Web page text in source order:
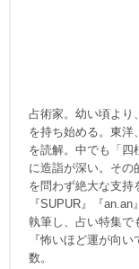
占術家。幼い頃より
を持ち始める。東洋
を読解。中でも「四
に造詣が深い。その
を問わず絶大な支持
『SUPUR』『
執筆し、占い特集で
『怖いほど運が向
数。